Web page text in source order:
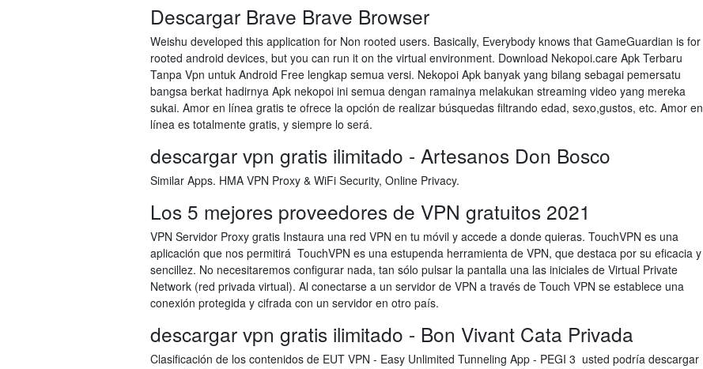
Descargar Brave Brave Browser
Weishu developed this application for Non rooted users. Basically, Everybody knows that GameGuardian is for
rooted android devices, but you can run it on the virtual environment. Download Nekopoi.care Apk Terbaru
Tanpa Vpn untuk Android Free lengkap semua versi. Nekopoi Apk banyak yang bilang sebagai pemersatu
bangsa berkat hadirnya Apk nekopoi ini semua dengan ramainya melakukan streaming video yang mereka
sukai. Amor en línea gratis te ofrece la opción de realizar búsquedas filtrando edad, sexo,gustos, etc. Amor en
línea es totalmente gratis, y siempre lo será.
descargar vpn gratis ilimitado - Artesanos Don Bosco
Similar Apps. HMA VPN Proxy & WiFi Security, Online Privacy.
Los 5 mejores proveedores de VPN gratuitos 2021
VPN Servidor Proxy gratis Instaura una red VPN en tu móvil y accede a donde quieras. TouchVPN es una
aplicación que nos permitirá TouchVPN es una estupenda herramienta de VPN, que destaca por su eficacia y
sencillez. No necesitaremos configurar nada, tan sólo pulsar la pantalla una las iniciales de Virtual Private
Network (red privada virtual). Al conectarse a un servidor de VPN a través de Touch VPN se establece una
conexión protegida y cifrada con un servidor en otro país.
descargar vpn gratis ilimitado - Bon Vivant Cata Privada
Clasificación de los contenidos de EUT VPN - Easy Unlimited Tunneling App - PEGI 3 usted podría descargar